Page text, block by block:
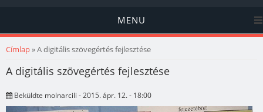
MENU
Jelenlegi hely
Címlap» A digitális szövegértés fejlesztése
A digitális szövegértés fejlesztése
Beküldte molnarcili - 2015. ápr. 12. - 18:00